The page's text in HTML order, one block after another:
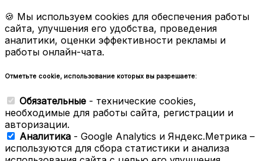
🍪 Мы используем cookies для обеспечения работы
сайта, улучшения его удобства, проведения
аналитики, оценки эффективности рекламы и
работы онлайн-чата.
Отметьте cookie, использование которых вы разрешаете:
Обязательные - технические cookies,
необходимые для работы сайта, регистрации и
авторизации.
Аналитика - Google Analytics и Яндекс.Метрика –
используются для сбора статистики и анализа